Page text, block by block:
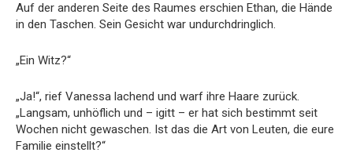
Auf der anderen Seite des Raumes erschien Ethan, die Hände
in den Taschen. Sein Gesicht war undurchdringlich.
„Ein Witz?“
„Ja!“, rief Vanessa lachend und warf ihre Haare zurück.
„Langsam, unhöflich und – igitt – er hat sich bestimmt seit
Wochen nicht gewaschen. Ist das die Art von Leuten, die eure
Familie einstellt?“